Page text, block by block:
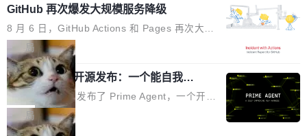
他引用的帖子来自 Mathew Shen，一位 ICLR 2
026 的读者：「看了篇 ...
理由很具体。FA 系列不需要解释，但 FA2 是他
认为最重要的一个——复杂度恰到好处，刚好能
驱动你去学 CuTe，但还没被那些"邪恶的" Hopp
er++ 优化所淹没，足够容易修改和适配。 更关
键的是 FA2 的持久性...
鸿蒙通过统一技术底座和分布式能力，为不同类
型智能设备的开发、连接与互联提供关键支撑，
也为产业链企业探索产品创新与商业增长打开新
的空间。 8月14日，开源鸿蒙智能硬件开发者日
（OHDD：OpenHarmony Hardware Develope
r Day）将在杭州启航。活动面向智能硬件产业
链企业和开发者，邀请行业专家与资深技术顾
问，围绕开源鸿蒙技术能力、设备适配、芯片适
GitHub 再次爆发大规模服务降级
8 月 6 日，GitHub Actions 和 Pages 再次大规
模服务降级，Actions 完全不可用超过 5 小时，
webhook 停发，连自托管 runner 也因调度层故
障无法工作。Pages、Copilot code review、C
opilot coding agent 全部受影响。从检测到完全
恢复，大约 12 小时。 这是 2026 年 8 月的第六
起事故，其中四起与 AI/Copilot 服务相关。 Git
局
Prime Agent 开源发布：一个能自我改
进的编程 Agent，ARC-AGI 3 超越人类
专家基线
Prime Intellect 发布了 Prime Agent，一个开源
的编程 Agent Harness，核心设计围绕两个抽
象：Recursive Language Model（RLM）和 C
局